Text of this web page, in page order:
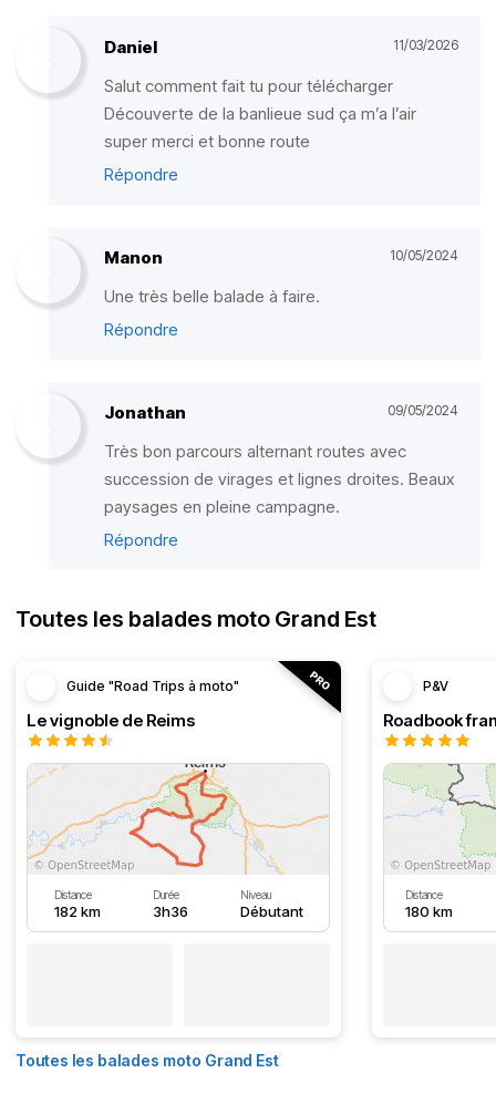
Daniel 11/03/2026
Salut comment fait tu pour télécharger
Découverte de la banlieue sud ça m’a l’air
super merci et bonne route
Répondre
Manon 10/05/2024
Une très belle balade à faire.
Répondre
Jonathan 09/05/2024
Très bon parcours alternant routes avec
succession de virages et lignes droites. Beaux
paysages en pleine campagne.
Répondre
Toutes les balades moto Grand Est
Guide "Road Trips à moto"
Le vignoble de Reims
Distance
182 km
Durée
3h36
Niveau
Débutant
P&V
Distance
180 km
Toutes les balades moto Grand Est